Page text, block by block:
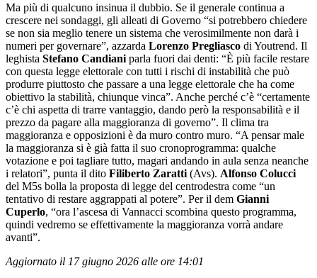
Ma più di qualcuno insinua il dubbio. Se il generale continua a
crescere nei sondaggi, gli alleati di Governo “si potrebbero chiedere
se non sia meglio tenere un sistema che verosimilmente non darà i
numeri per governare”, azzarda Lorenzo Pregliasco di Youtrend. Il
leghista Stefano Candiani parla fuori dai denti: “È più facile restare
con questa legge elettorale con tutti i rischi di instabilità che può
produrre piuttosto che passare a una legge elettorale che ha come
obiettivo la stabilità, chiunque vinca”. Anche perché c’è “certamente
c’è chi aspetta di trarre vantaggio, dando però la responsabilità e il
prezzo da pagare alla maggioranza di governo”. Il clima tra
maggioranza e opposizioni è da muro contro muro. “A pensar male
la maggioranza si è già fatta il suo cronoprogramma: qualche
votazione e poi tagliare tutto, magari andando in aula senza neanche
i relatori”, punta il dito Filiberto Zaratti (Avs). Alfonso Colucci
del M5s bolla la proposta di legge del centrodestra come “un
tentativo di restare aggrappati al potere”. Per il dem Gianni
Cuperlo, “ora l’ascesa di Vannacci scombina questo programma,
quindi vedremo se effettivamente la maggioranza vorrà andare
avanti”.
Aggiornato il 17 giugno 2026 alle ore 14:01